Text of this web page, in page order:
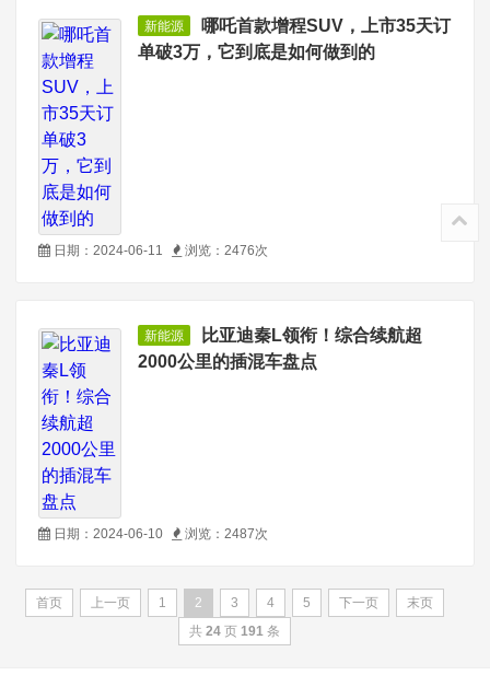
新能源
哪吒首款增程SUV，上市35天订
单破3万，它到底是如何做到的
日期：2024-06-11 浏览：2476次
新能源
比亚迪秦L领衔！综合续航超
2000公里的插混车盘点
日期：2024-06-10 浏览：2487次
首页 上一页 1 2 3 4 5 下一页
末页
共 24页 191条